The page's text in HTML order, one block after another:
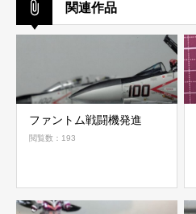
関連作品
ファントム戦闘機発進
閲覧数：193